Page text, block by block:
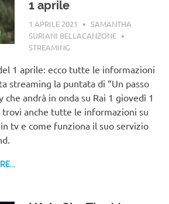
1 aprile
1 APRILE 2021
SAMANTHA
SURIANI BELLACANZONE
STREAMING
1 aprile: ecco tutte le informazioni
streaming la puntata di “Un passo
che andrà in onda su Rai 1 giovedì 1
anche tutte le informazioni su
tv e come funziona il suo servizio